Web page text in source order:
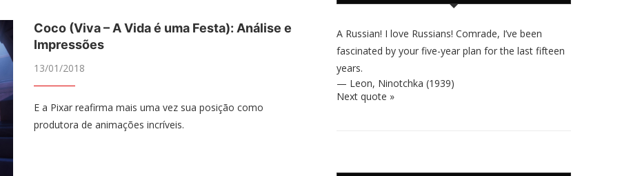
Coco (Viva – A Vida é uma Festa): Análise e
Impressões
13/01/2018
E a Pixar reafirma mais uma vez sua posição como
produtora de animações incríveis.
A Russian! I love Russians! Comrade, I’ve been
fascinated by your five-year plan for the last fifteen
years.
— Leon, Ninotchka (1939)
Next quote »